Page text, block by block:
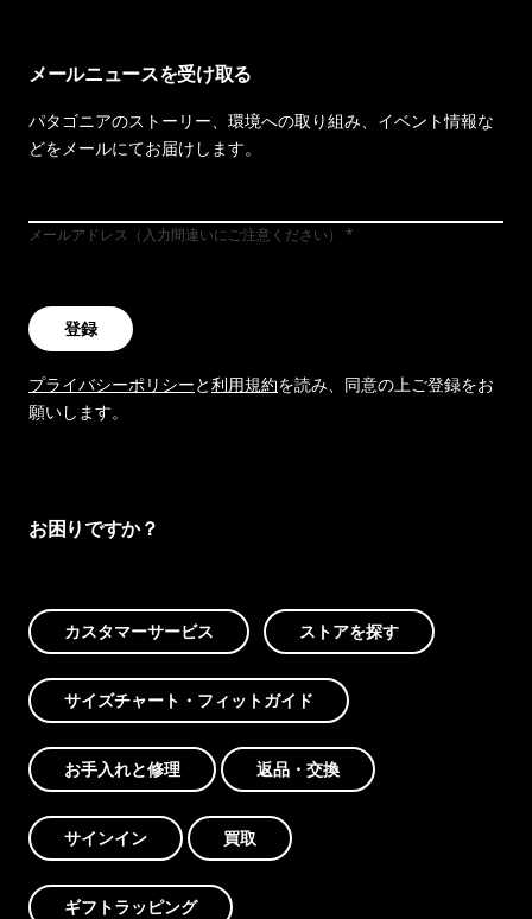
メールニュースを受け取る
パタゴニアのストーリー、環境への取り組み、イベント情報な
どをメールにてお届けします。
メールアドレス（入力間違いにご注意ください）
登録
プライバシーポリシーと利用規約を読み、同意の上ご登録をお
願いします。
お困りですか？
カスタマーサービス ストアを探す
サイズチャート・フィットガイド
お手入れと修理 返品・交換
サインイン 買取
ギフトラッピング